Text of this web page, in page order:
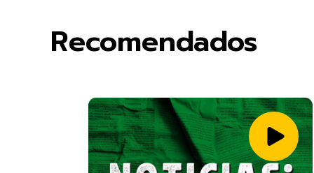
Recomendados